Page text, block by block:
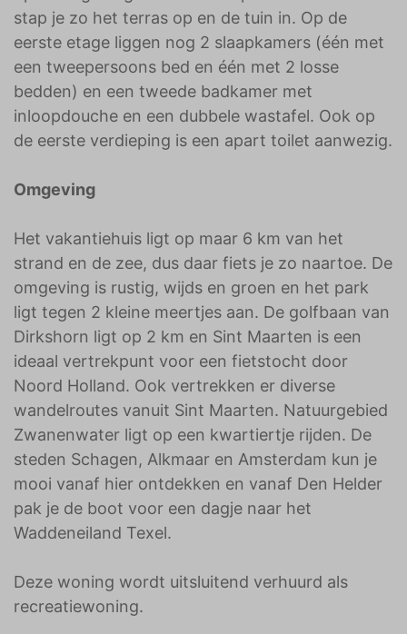
stap je zo het terras op en de tuin in. Op de
eerste etage liggen nog 2 slaapkamers (één met
een tweepersoons bed en één met 2 losse
bedden) en een tweede badkamer met
inloopdouche en een dubbele wastafel. Ook op
de eerste verdieping is een apart toilet aanwezig.
Omgeving
Het vakantiehuis ligt op maar 6 km van het
strand en de zee, dus daar fiets je zo naartoe. De
omgeving is rustig, wijds en groen en het park
ligt tegen 2 kleine meertjes aan. De golfbaan van
Dirkshorn ligt op 2 km en Sint Maarten is een
ideaal vertrekpunt voor een fietstocht door
Noord Holland. Ook vertrekken er diverse
wandelroutes vanuit Sint Maarten. Natuurgebied
Zwanenwater ligt op een kwartiertje rijden. De
steden Schagen, Alkmaar en Amsterdam kun je
mooi vanaf hier ontdekken en vanaf Den Helder
pak je de boot voor een dagje naar het
Waddeneiland Texel.
Deze woning wordt uitsluitend verhuurd als
recreatiewoning.